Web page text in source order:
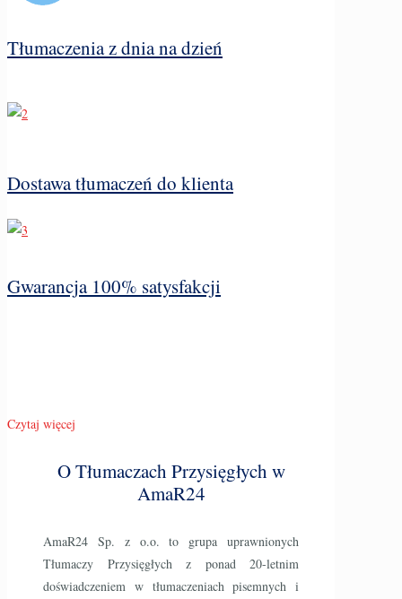
Tłumaczenia z dnia na dzień
Dostawa tłumaczeń do klienta
Gwarancja 100% satysfakcji
Czytaj więcej
O Tłumaczach Przysięgłych w
AmaR24
AmaR24 Sp. z o.o. to grupa uprawnionych
Tłumaczy Przysięgłych z ponad 20-letnim
doświadczeniem w tłumaczeniach pisemnych i